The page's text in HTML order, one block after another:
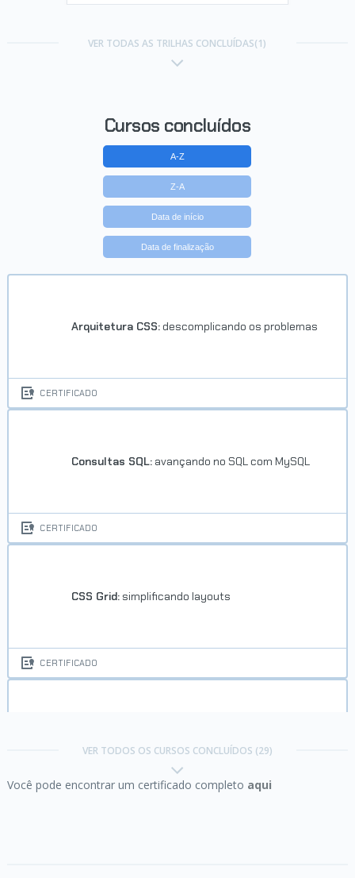
VER TODAS AS TRILHAS CONCLUÍDAS(1)
Cursos concluídos
A-Z
Z-A
Data de início
Data de finalização
Arquitetura CSS: descomplicando os problemas
CERTIFICADO
Consultas SQL: avançando no SQL com MySQL
CERTIFICADO
CSS Grid: simplificando layouts
CERTIFICADO
VER TODOS OS CURSOS CONCLUÍDOS (29)
Você pode encontrar um certificado completo aqui